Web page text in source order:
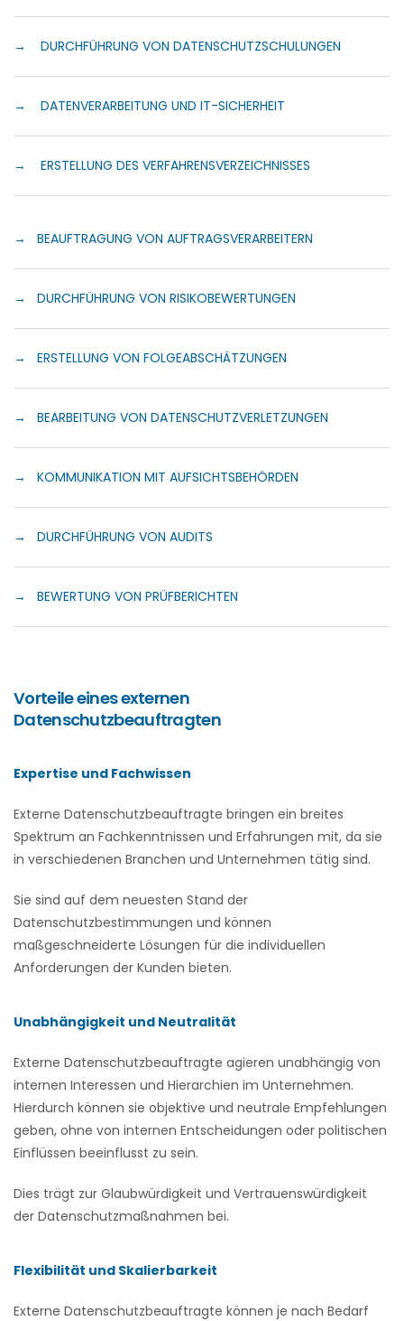
→ DURCHFÜHRUNG VON DATENSCHUTZSCHULUNGEN
→ DATENVERARBEITUNG UND IT-SICHERHEIT
→ ERSTELLUNG DES VERFAHRENSVERZEICHNISSES
→ BEAUFTRAGUNG VON AUFTRAGSVERARBEITERN
→ DURCHFÜHRUNG VON RISIKOBEWERTUNGEN
→ ERSTELLUNG VON FOLGEABSCHÄTZUNGEN
→ BEARBEITUNG VON DATENSCHUTZVERLETZUNGEN
→ KOMMUNIKATION MIT AUFSICHTSBEHÖRDEN
→ DURCHFÜHRUNG VON AUDITS
→ BEWERTUNG VON PRÜFBERICHTEN
Vorteile eines externen
Datenschutzbeauftragten
Expertise und Fachwissen
Externe Datenschutzbeauftragte bringen ein breites
Spektrum an Fachkenntnissen und Erfahrungen mit, da sie
in verschiedenen Branchen und Unternehmen tätig sind.
Sie sind auf dem neuesten Stand der
Datenschutzbestimmungen und können
maßgeschneiderte Lösungen für die individuellen
Anforderungen der Kunden bieten.
Unabhängigkeit und Neutralität
Externe Datenschutzbeauftragte agieren unabhängig von
internen Interessen und Hierarchien im Unternehmen.
Hierdurch können sie objektive und neutrale Empfehlungen
geben, ohne von internen Entscheidungen oder politischen
Einflüssen beeinflusst zu sein.
Dies trägt zur Glaubwürdigkeit und Vertrauenswürdigkeit
der Datenschutzmaßnahmen bei.
Flexibilität und Skalierbarkeit
Externe Datenschutzbeauftragte können je nach Bedarf